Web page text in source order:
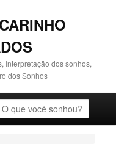
Interpretação dos sonhos,
dos Sonhos